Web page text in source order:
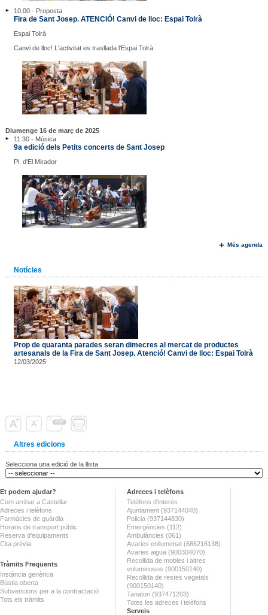
10.00 - Proposta
Fira de Sant Josep. ATENCIÓ! Canvi de lloc: Espai Tolrà
Espai Tolrà
Canvi de lloc! L'activitat es trasllada l'Espai Tolrà
Diumenge 16 de març de 2025
11.30 - Música
9a edició dels Petits concerts de Sant Josep
Pl. d'El Mirador
Més agenda
Notícies
Prop de quaranta parades seran dimecres al mercat de productes
artesanals de la Fira de Sant Josep. Atenció! Canvi de lloc: Espai Tolrà
12/03/2025
Altres edicions
Selecciona una edició de la llista
Et podem ajudar?
Com arribar a Castellar
Adreces i telèfons
Farmàcies de guàrdia
Horaris de transport públic
Reserva d'equipaments
Cita prèvia
Tràmits Freqüents
Instància genèrica
Bústia oberta
Subvencions per a la contractació
Tots els tràmits
Adreces i telèfons
Telèfons d'interès
Ajuntament (937144040)
Policia (937144830)
Emergències (112)
Ambulàncies (061)
Avaries enllumenat (686216138)
Avaries aigua (900304070)
Recollida de mobles i altres
voluminosos (900150140)
Recollida de restes vegetals
(900150140)
Tanatori (937471203)
Totes les adreces i telèfons
Serveis